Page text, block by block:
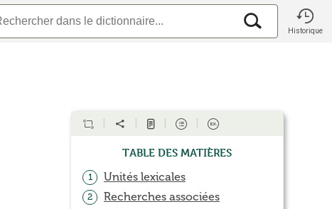
Historique
Table des matières
1 Unités lexicales
2 Recherches associées